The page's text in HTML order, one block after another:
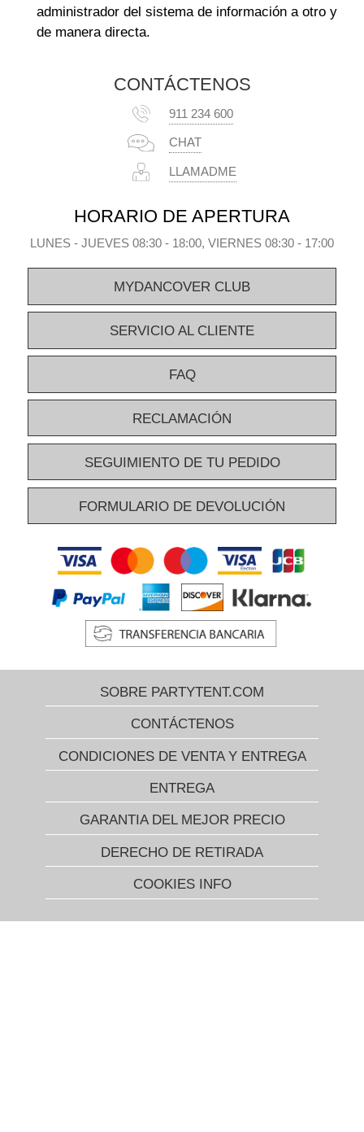
administrador del sistema de información a otro y
de manera directa.
CONTÁCTENOS
911 234 600
CHAT
LLAMADME
HORARIO DE APERTURA
LUNES - JUEVES 08:30 - 18:00, VIERNES 08:30 - 17:00
MYDANCOVER CLUB
SERVICIO AL CLIENTE
FAQ
RECLAMACIÓN
SEGUIMIENTO DE TU PEDIDO
FORMULARIO DE DEVOLUCIÓN
SOBRE PARTYTENT.COM
CONTÁCTENOS
CONDICIONES DE VENTA Y ENTREGA
ENTREGA
GARANTIA DEL MEJOR PRECIO
DERECHO DE RETIRADA
COOKIES INFO